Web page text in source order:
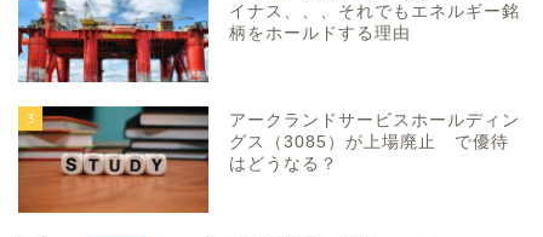
イナス、、、それでもエネルギー銘
柄をホールドする理由
3
アークランドサービスホールディン
グス（3085）が上場廃止 で優待
はどうなる？